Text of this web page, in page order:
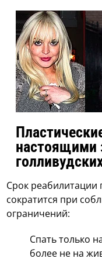
настоящими
Срок реабилитации
сократится при
ограничений:
Спать только
более не на